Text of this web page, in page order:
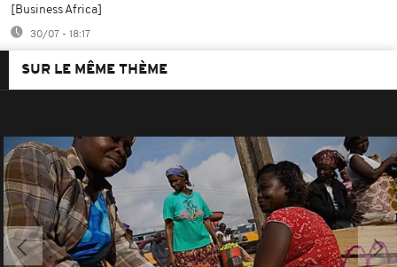
[Business Africa]
30/07 - 18:17
SUR LE MÊME THÈME